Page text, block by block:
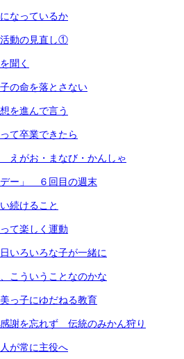
なっているか
動の見直し①
聞く
の命を落とさない
を進んで言う
て卒業できたら
がお・まなび・かんしゃ
ー」 ６回目の週末
続けること
て楽しく運動
いろいろな子が一緒に
こういうことなのかな
子にゆだねる教育
謝を忘れず 伝統のみかん狩り
が常に主役へ